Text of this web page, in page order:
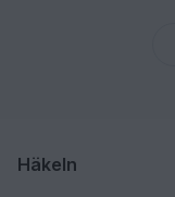
Häkeln